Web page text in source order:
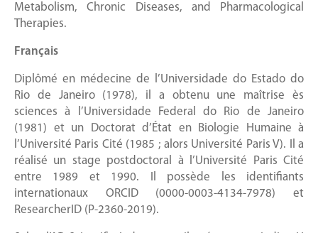
Metabolism, Chronic Diseases, and Pharmacological
Therapies.
Français
Diplômé en médecine de l’Universidade do Estado do
Rio de Janeiro (1978), il a obtenu une maîtrise ès
sciences à l’Universidade Federal do Rio de Janeiro
(1981) et un Doctorat d’État en Biologie Humaine à
l’Université Paris Cité (1985 ; alors Université Paris V). Il a
réalisé un stage postdoctoral à l’Université Paris Cité
entre 1989 et 1990. Il possède les identifiants
internationaux ORCID (0000-0003-4134-7978) et
ResearcherID (P-2360-2019).